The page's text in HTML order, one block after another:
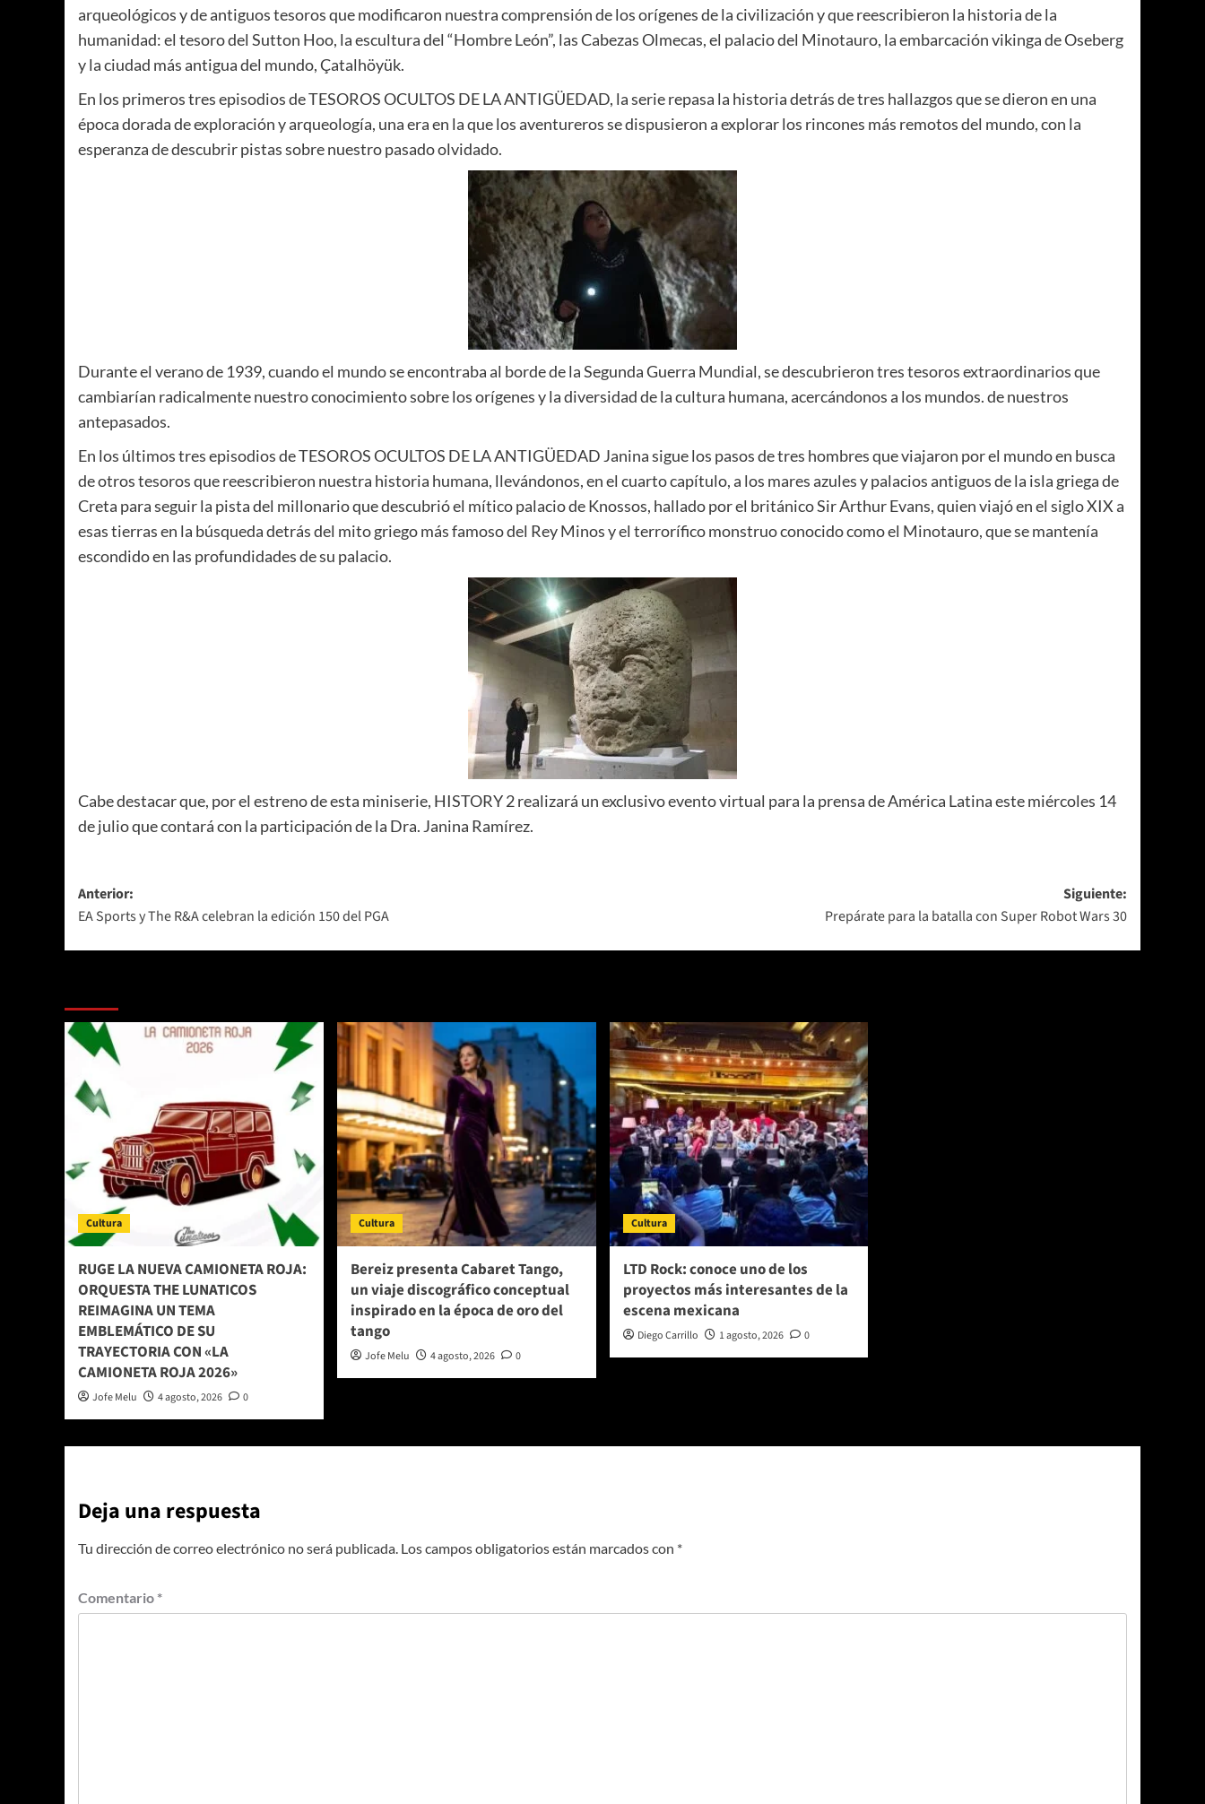
arqueológicos y de antiguos tesoros que modificaron nuestra comprensión de los orígenes de la civilización y que reescribieron la historia de la
humanidad: el tesoro del Sutton Hoo, la escultura del “Hombre León”, las Cabezas Olmecas, el palacio del Minotauro, la embarcación vikinga de Oseberg
y la ciudad más antigua del mundo, Çatalhöyük.
En los primeros tres episodios de TESOROS OCULTOS DE LA ANTIGÜEDAD, la serie repasa la historia detrás de tres hallazgos que se dieron en una
época dorada de exploración y arqueología, una era en la que los aventureros se dispusieron a explorar los rincones más remotos del mundo, con la
esperanza de descubrir pistas sobre nuestro pasado olvidado.
Durante el verano de 1939, cuando el mundo se encontraba al borde de la Segunda Guerra Mundial, se descubrieron tres tesoros extraordinarios que
cambiarían radicalmente nuestro conocimiento sobre los orígenes y la diversidad de la cultura humana, acercándonos a los mundos. de nuestros
antepasados.
En los últimos tres episodios de TESOROS OCULTOS DE LA ANTIGÜEDAD Janina sigue los pasos de tres hombres que viajaron por el mundo en busca
de otros tesoros que reescribieron nuestra historia humana, llevándonos, en el cuarto capítulo, a los mares azules y palacios antiguos de la isla griega de
Creta para seguir la pista del millonario que descubrió el mítico palacio de Knossos, hallado por el británico Sir Arthur Evans, quien viajó en el siglo XIX a
esas tierras en la búsqueda detrás del mito griego más famoso del Rey Minos y el terrorífico monstruo conocido como el Minotauro, que se mantenía
escondido en las profundidades de su palacio.
Cabe destacar que, por el estreno de esta miniserie, HISTORY 2 realizará un exclusivo evento virtual para la prensa de América Latina este miércoles 14
de julio que contará con la participación de la Dra. Janina Ramírez.
Navegación
de
entradas
Anterior:
EA Sports y The R&A celebran la edición 150 del PGA
Siguiente:
Prepárate para la batalla con Super Robot Wars 30
Cultura
RUGE LA NUEVA CAMIONETA ROJA:
ORQUESTA THE LUNATICOS
REIMAGINA UN TEMA
EMBLEMÁTICO DE SU
TRAYECTORIA CON «LA
CAMIONETA ROJA 2026»
Jofe Melu 4 agosto, 2026 0
Cultura
Bereiz presenta Cabaret Tango,
un viaje discográfico conceptual
inspirado en la época de oro del
tango
Jofe Melu 4 agosto, 2026 0
Cultura
LTD Rock: conoce uno de los
proyectos más interesantes de la
escena mexicana
Diego Carrillo 1 agosto, 2026 0
Deja una respuesta
Tu dirección de correo electrónico no será publicada. Los campos obligatorios están marcados con *
Comentario *